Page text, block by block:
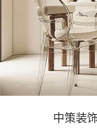
中策装